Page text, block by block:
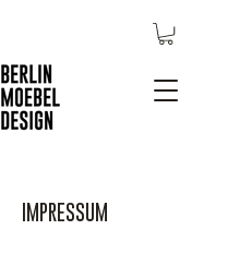
IMPRESSUM